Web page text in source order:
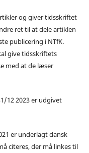
og giver tidsskriftet
ret til at dele artiklen
publicering i NTfK.
give tidsskriftets
med at de læser
12 2023 er udgivet
er underlagt dansk
citeres, der må linkes til